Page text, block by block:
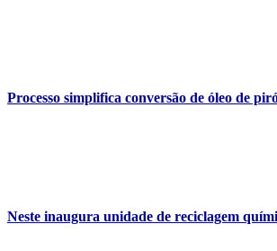
Processo simplifica conversão de óleo de
Neste inaugura unidade de reciclagem